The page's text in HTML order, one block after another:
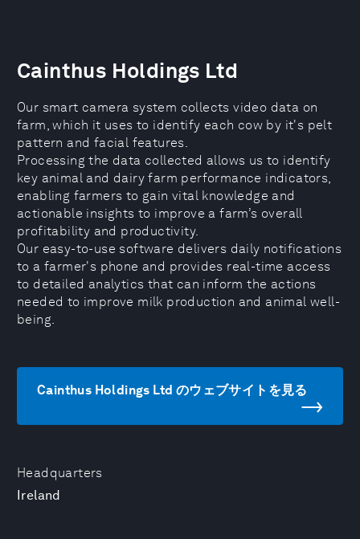
Headquarters
Ireland
Cainthus Holdings Ltd
Our smart camera system collects video data on
farm, which it uses to identify each cow by it's pelt
pattern and facial features.
Processing the data collected allows us to identify
key animal and dairy farm performance indicators,
enabling farmers to gain vital knowledge and
actionable insights to improve a farm’s overall
profitability and productivity.
Our easy-to-use software delivers daily notifications
to a farmer's phone and provides real-time access
to detailed analytics that can inform the actions
needed to improve milk production and animal well-
being.
Cainthus Holdings Ltd のウェブサイトを見る